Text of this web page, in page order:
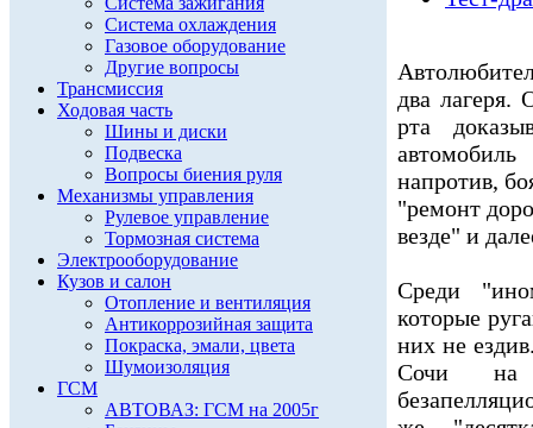
Система охлаждения
Газовое оборудование
Другие вопросы
Трансмиссия
Ходовая часть
Шины и диски
Подвеска
Вопросы биения руля
Механизмы управления
Рулевое управление
Тормозная система
Электрооборудование
Кузов и салон
Отопление и вентиляция
Антикоррозийная защита
Покраска, эмали, цвета
Шумоизоляция
ГСМ
АВТОВАЗ: ГСМ на 2005г
два
рта
напротив,
"ремонт
везде" и
Среди
которые
них не
Сочи на